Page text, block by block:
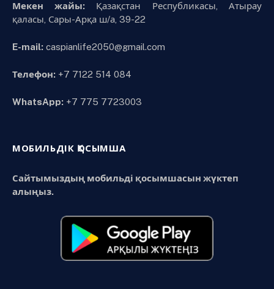
Мекен жайы:Қазақстан Республикасы, Атырау
қаласы, Сары-Арқа ш/а, 39-22
E-mail: caspianlife2050@gmail.com
Телефон: +7 7122 514 084
WhatsApp: +7 775 7723003
МОБИЛЬДІК ҚОСЫМША
Сайтымыздың мобильді қосымшасын жүктеп
алыңыз.